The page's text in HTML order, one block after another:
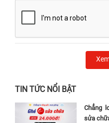
TIN TỨC NỔI BẬT
Chẳng
sửa